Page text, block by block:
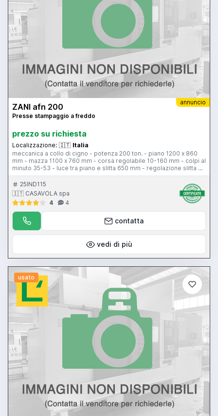
annuncio
ZANI afn 200
Presse stampaggio a freddo
prezzo su richiesta
Localizzazione: 🇮🇹 Italia
meccanica a collo di cigno - potenza 200 ton. - piano 1200 x 860
mm - mazza 1100 x 760 mm - corsa regolabile 10-160 mm - colpi al
minuto 35-53 - luce tra piano e slitta 650 mm - regolazione slitta 70
mm - motore principale 25 hp - motore principale 25 hp -
premilamiera 30 ton. - corsa premilamiera 100 mm
25IND115
🇮🇹 CASAVOLA spa
4
4
contatta
vedi di più
usato